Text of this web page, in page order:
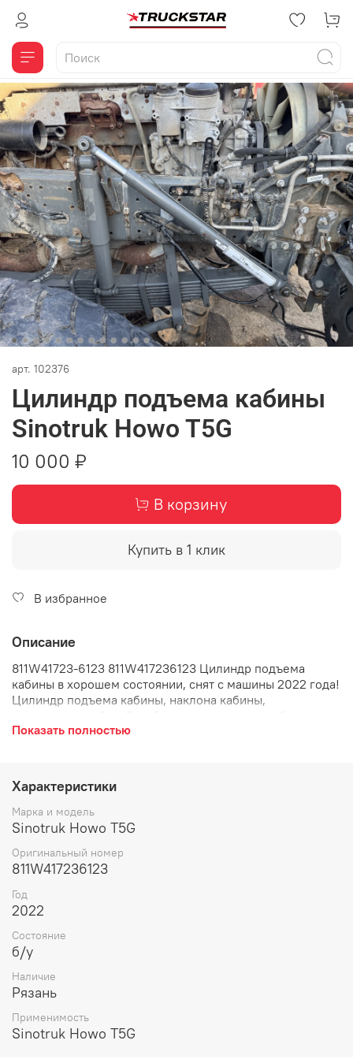
арт. 102376
Цилиндр подъема кабины
Sinotruk Howo T5G
10 000 ₽
В корзину
Купить в 1 клик
В избранное
Описание
811W41723-6123 811W417236123 Цилиндр подъема
кабины в хорошем состоянии, снят с машины 2022 года!
Цилиндр подъема кабины, наклона кабины,
2 штуцера.
Показать полностью
Характеристики
Марка и модель
Sinotruk Howo T5G
Оригинальный номер
811W417236123
Год
2022
Состояние
б/у
Наличие
Рязань
Применимость
Sinotruk Howo T5G